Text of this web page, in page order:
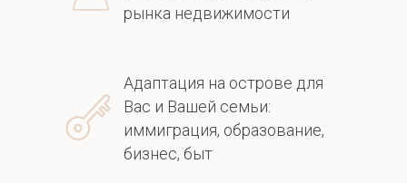
рынка недвижимости
Адаптация на острове для
Вас и Вашей семьи:
иммиграция, образование,
бизнес, быт